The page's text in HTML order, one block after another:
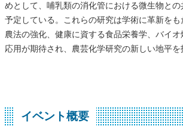
めとして、哺乳類の消化管における微生物と
予定している。これらの研究は学術に革新を
農法の強化、健康に資する食品栄養学、バイ
応用が期待され、農芸化学研究の新しい地平を
イベント概要